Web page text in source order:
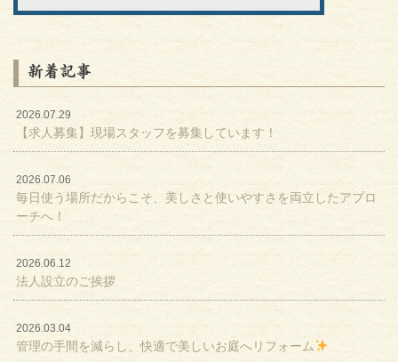
新着記事
2026.07.29
【求人募集】現場スタッフを募集しています！
2026.07.06
毎日使う場所だからこそ、美しさと使いやすさを両立したアプロ
ーチへ！
2026.06.12
法人設立のご挨拶
2026.03.04
管理の手間を減らし、快適で美しいお庭へリフォーム